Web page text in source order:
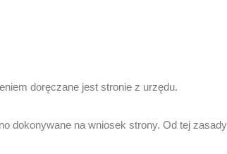
doręczane jest stronie z urzędu.
dokonywane na wniosek strony. Od tej